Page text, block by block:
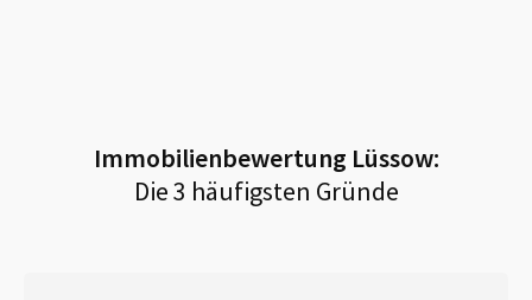
Immobilienbewertung Lüssow:
Die 3 häufigsten Gründe